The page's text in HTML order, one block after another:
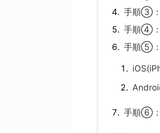
手順③：
手順④：
手順⑤：
手順⑥：